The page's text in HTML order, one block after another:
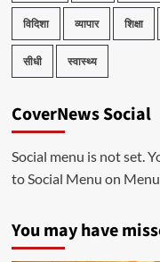
विदिशा व्यापार शिक्षा
सीधी स्वास्थ्य
CoverNews Social
Social menu is not set.
to Social Menu on
You may have